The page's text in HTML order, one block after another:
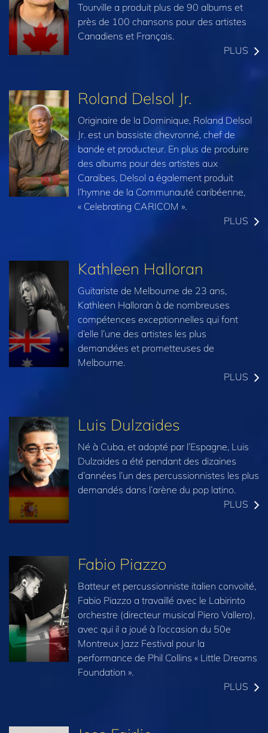
Tourville a produit plus de 90 albums et
près de 100 chansons pour des artistes
Canadiens et Français.
PLUS
Roland Delsol Jr.
Originaire de la Dominique, Roland Delsol
Jr. est un bassiste chevronné, chef de
bande et producteur. En plus de produire
des albums pour des artistes aux
Caraïbes, Delsol a également produit
l’hymne de la Communauté caribéenne,
« Celebrating CARICOM ».
PLUS
Kathleen Halloran
Guitariste de Melbourne de 23 ans,
Kathleen Halloran à de nombreuses
compétences exceptionnelles qui font
d’elle l’une des artistes les plus
demandées et prometteuses de
Melbourne.
PLUS
Luis Dulzaides
Né à Cuba, et adopté par l’Espagne, Luis
Dulzaides a été pendant des dizaines
d’années l’un des percussionnistes les plus
demandés dans l’arène du pop latino.
PLUS
Fabio Piazzo
Batteur et percussionniste italien convoité,
Fabio Piazzo a travaillé avec le Labirinto
orchestre (directeur musical Piero Vallero),
avec qui il a joué à l’occasion du 50e
Montreux Jazz Festival pour la
performance de Phil Collins « Little Dreams
Foundation ».
PLUS